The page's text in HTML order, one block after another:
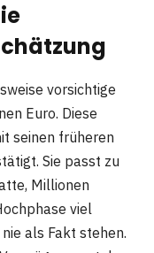
vorsichtige
Euro. Diese
seinen früheren
Sie passt zu
Millionen
viel
als Fakt stehen.